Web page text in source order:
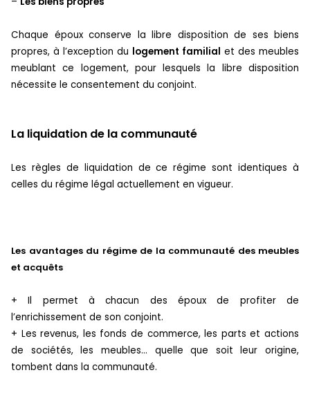
Chaque époux conserve la libre disposition de ses biens
propres, à l’exception du logement familial et des meubles
meublant ce logement, pour lesquels la libre disposition
nécessite le consentement du conjoint.
La liquidation de la communauté
Les règles de liquidation de ce régime sont identiques à
celles du régime légal actuellement en vigueur.
Les avantages du régime de la communauté des meubles
et acquêts
+ Il permet à chacun des époux de profiter de
l’enrichissement de son conjoint.
+ Les revenus, les fonds de commerce, les parts et actions
de sociétés, les meubles… quelle que soit leur origine,
tombent dans la communauté.